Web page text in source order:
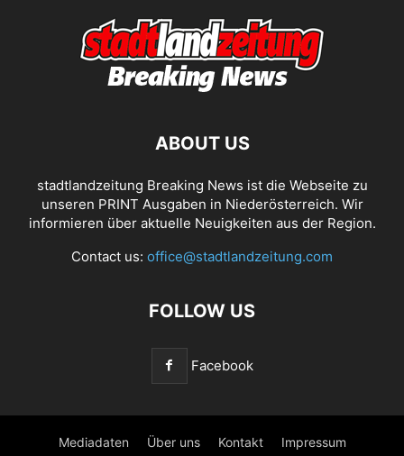
ABOUT US
stadtlandzeitung Breaking News ist die Webseite zu
unseren PRINT Ausgaben in Niederösterreich. Wir
informieren über aktuelle Neuigkeiten aus der Region.
Contact us: office@stadtlandzeitung.com
FOLLOW US
Facebook
Mediadaten Über uns Kontakt Impressum